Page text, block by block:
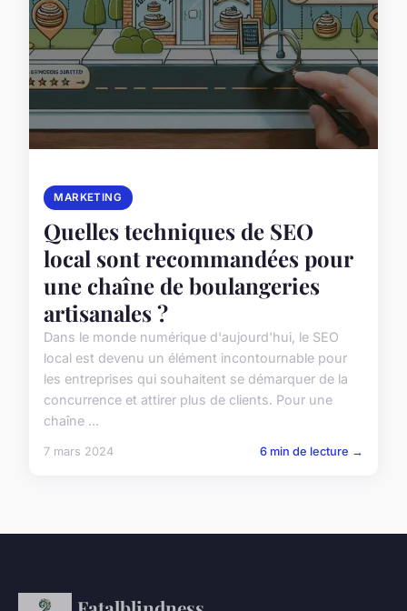
MARKETING
Quelles techniques de SEO
local sont recommandées pour
une chaîne de boulangeries
artisanales ?
Dans le monde numérique d'aujourd'hui, le SEO
local est devenu un élément incontournable pour
les entreprises qui souhaitent se démarquer de la
concurrence et attirer plus de clients. Pour une
chaîne ...
7 mars 2024 6 min de lecture →